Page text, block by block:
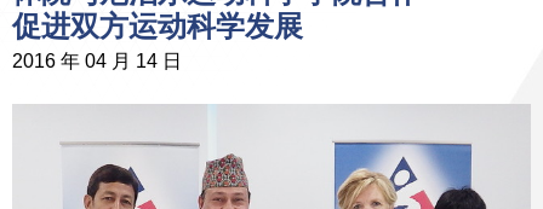
促进双方运动科学发展
2016 年 04 月 14 日